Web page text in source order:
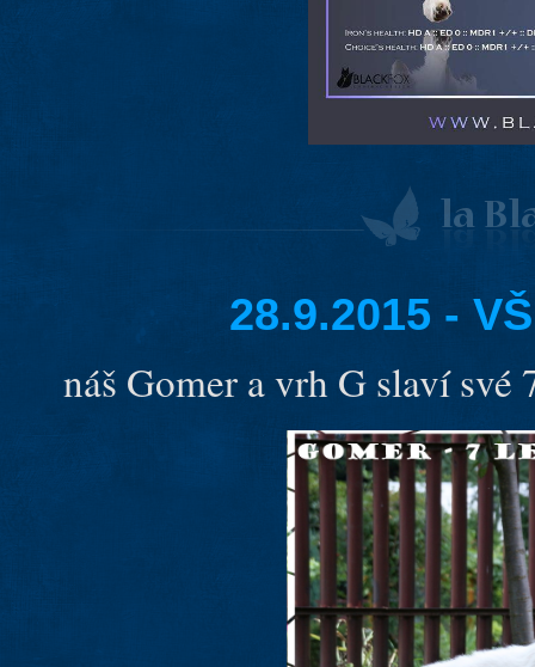
28.9.2015 -
náš Gomer a vrh G slaví své